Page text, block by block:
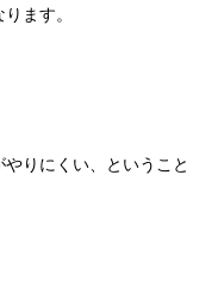
ます。
りにくい、ということ